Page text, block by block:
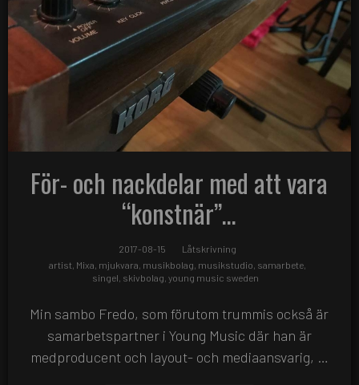
För- och nackdelar med att vara
“konstnär”…
2017-08-15
Låtskrivning
artist, Mixa, mjukvara, musikbolag, musikstudio, samarbete,
singel, skivbolag, young music sweden
Min sambo Fredo, som förutom trummis också är
samarbetspartner i Young Music där han är
medproducent och layout- och mediaansvarig, …